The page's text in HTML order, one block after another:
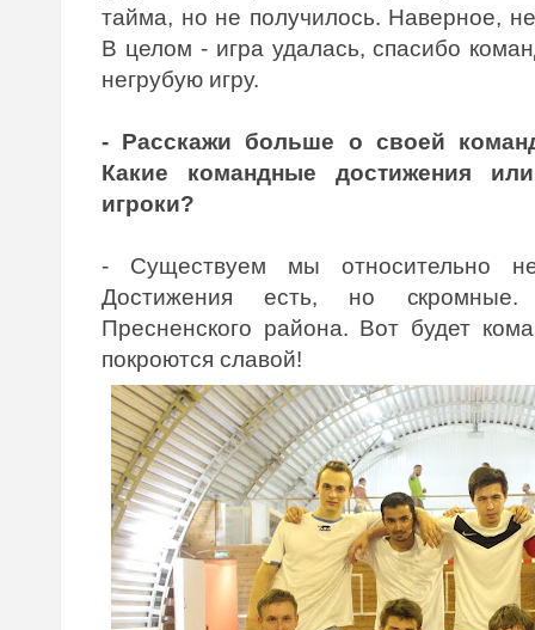
тайма, но не получилось. Наверное,
В целом - игра удалась, спасибо
негрубую игру.
- Расскажи больше о своей
Какие командные достижения
игроки?
- Существуем мы относительно
Достижения есть, но
Пресненского района. Вот будет
покроются славой!